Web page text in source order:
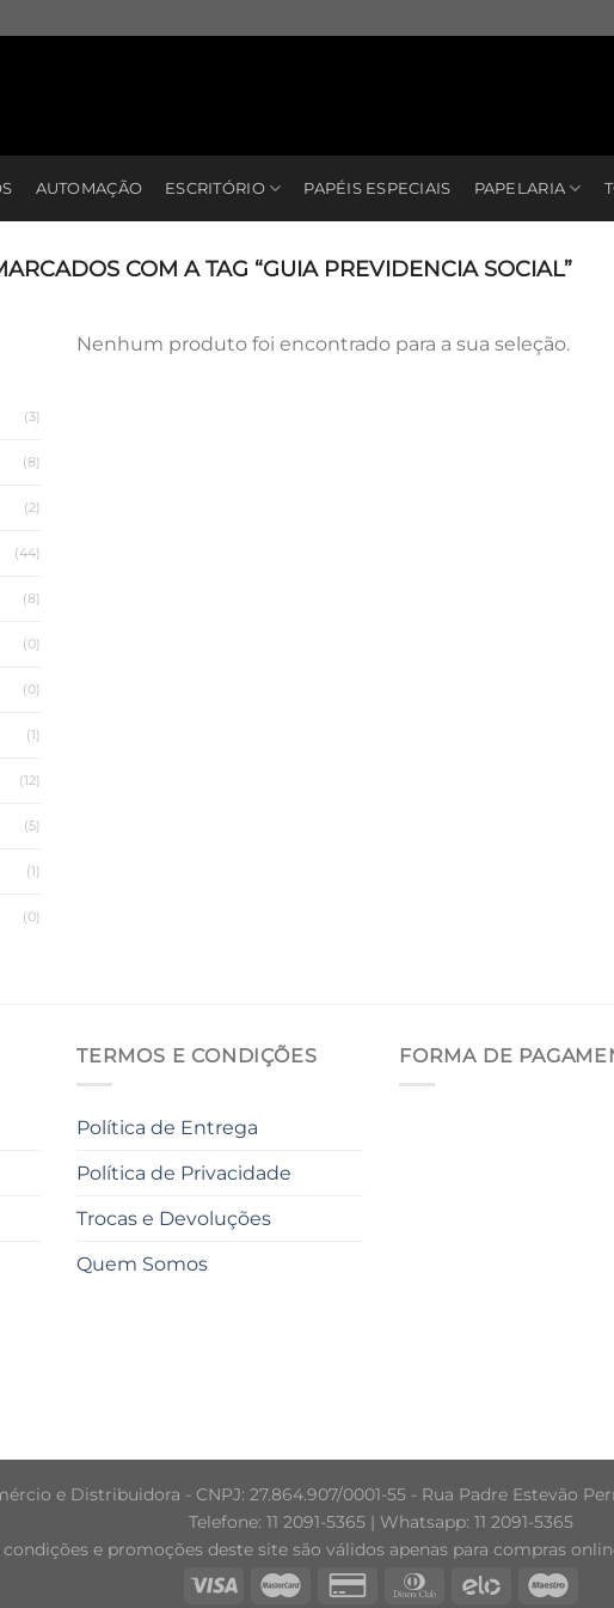
AUTOMAÇÃO ESCRITÓRIO PAPÉIS ESPECIAIS PAPELARIA
COM A TAG “GUIA PREVIDENCIA SOCIAL”
(3)
(8)
(2)
(44)
(8)
(0)
(0)
(1)
(12)
(5)
(1)
(0)
Nenhum produto foi encontrado para a sua seleção.
TERMOS E CONDIÇÕES
Política de Entrega
Política de Privacidade
Trocas e Devoluções
Quem Somos
FORMA DE
e Distribuidora - CNPJ: 27.864.907/0001-55 - Rua Padre Estevão
Telefone: 11 2091-5365 | Whatsapp: 11 2091-5365
condições e promoções deste site são válidos apenas para compras